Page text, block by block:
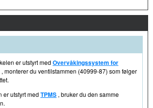
er utstyrt med Overvåkingssystem for
, monterer du ventilstammen (40999-87) som følger
er utstyrt med TPMS , bruker du den samme